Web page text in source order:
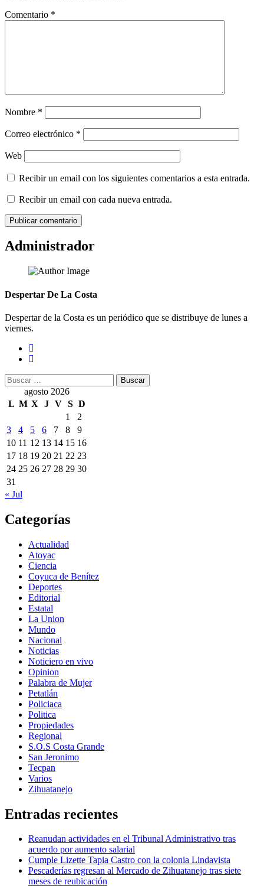
Comentario *
Nombre *
Correo electrónico *
Web
Recibir un email con los siguientes comentarios a esta entrada.
Recibir un email con cada nueva entrada.
Administrador
Despertar De La Costa
Despertar de la Costa es un periódico que se distribuye de lunes a
viernes.
Buscar:
agosto 2026
L M X J V S D
1
2
3
4 5 6 7 8
9
10 11 12 13 14 15 16
17 18 19 20 21 22 23
24 25 26 27 28 29 30
31
« Jul
Categorías
Actualidad
Atoyac
Ciencia
Coyuca de Benítez
Deportes
Editorial
Estatal
La Union
Mundo
Nacional
Noticias
Noticiero en vivo
Opinion
Palabra de Mujer
Petatlán
Policiaca
Politica
Propiedades
Regional
S.O.S Costa Grande
San Jeronimo
Tecpan
Varios
Zihuatanejo
Entradas recientes
Reanudan actividades en el Tribunal Administrativo tras
acuerdo por aumento salarial
Cumple Lizette Tapia Castro con la colonia Lindavista
Pescaderías regresan al Mercado de Zihuatanejo tras siete
meses de reubicación